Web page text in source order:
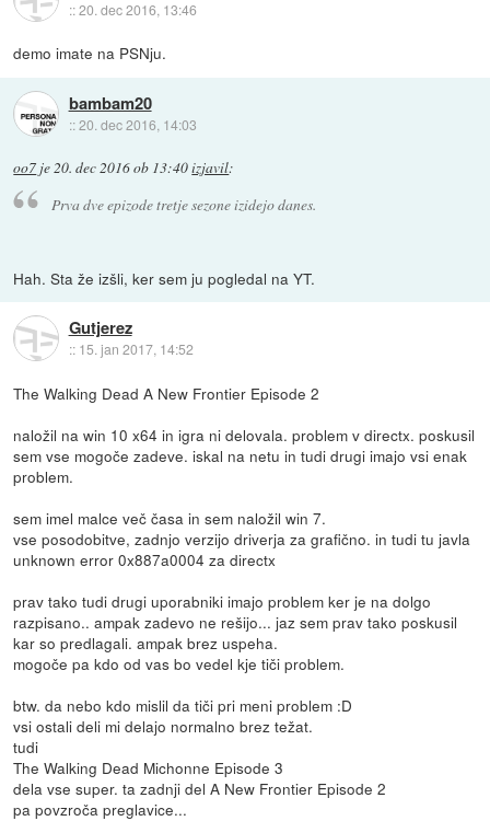
::20. dec 2016, 13:46
demo imate na PSNju.
bambam20
::20. dec 2016, 14:03
oo7 je20. dec 2016 ob 13:40izjavil:
Prva dve epizode tretje sezone izidejo danes.
Hah. Sta že izšli, ker sem ju pogledal na YT.
Gutjerez
:: 15. jan 2017, 14:52
The Walking Dead A New Frontier Episode 2
naložil na win 10 x64 in igra ni delovala. problem v directx. poskusil
sem vse mogoče zadeve. iskal na netu in tudi drugi imajo vsi enak
problem.
sem imel malce več časa in sem naložil win 7.
vse posodobitve, zadnjo verzijo driverja za grafično. in tudi tu javla
unknown error 0x887a0004 za directx
prav tako tudi drugi uporabniki imajo problem ker je na dolgo
razpisano.. ampak zadevo ne rešijo... jaz sem prav tako poskusil
kar so predlagali. ampak brez uspeha.
mogoče pa kdo od vas bo vedel kje tiči problem.
btw. da nebo kdo mislil da tiči pri meni problem :D
vsi ostali deli mi delajo normalno brez težat.
tudi
The Walking Dead Michonne Episode 3
dela vse super. ta zadnji del A New Frontier Episode 2
pa povzroča preglavice...